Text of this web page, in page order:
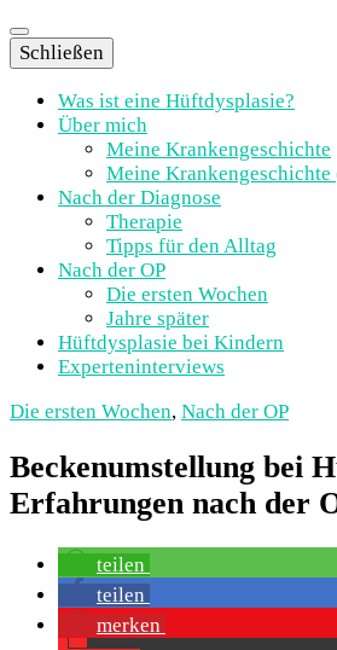
Leben mit
Schließen
Was ist eine Hüftdysplasie?
Über mich
Meine Krankengeschichte
Meine Krankengeschichte
Nach der Diagnose
Therapie
Tipps für den Alltag
Nach der OP
Die ersten Wochen
Jahre später
Hüftdysplasie bei Kindern
Experteninterviews
Die ersten Wochen, Nach der OP
Beckenumstellung bei
Erfahrungen nach der
teilen
teilen
merken